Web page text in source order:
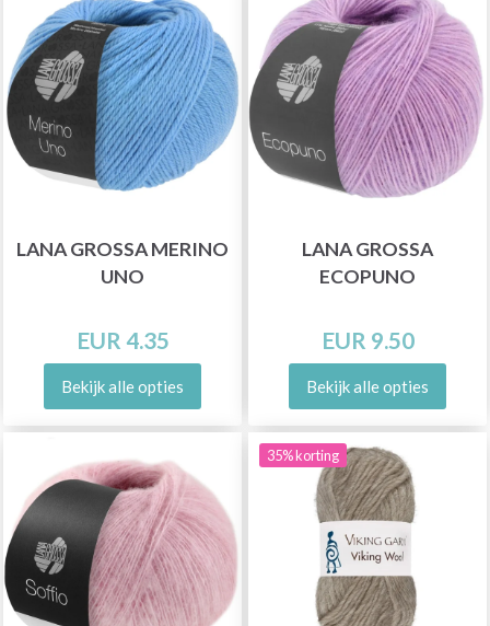
LANA GROSSA MERINO
UNO
EUR 4.35
Bekijk alle opties
LANA GROSSA
ECOPUNO
EUR 9.50
Bekijk alle opties
35% korting